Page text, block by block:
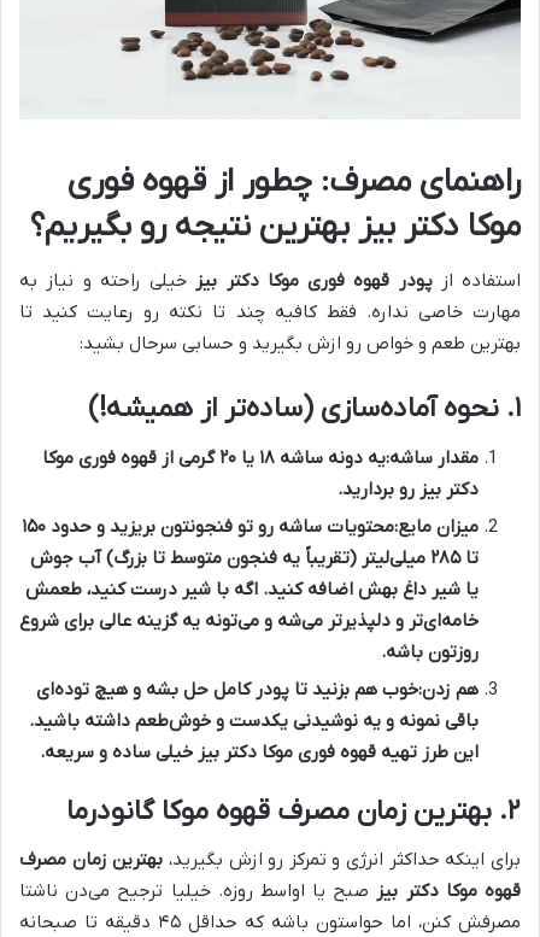
راهنمای مصرف: چطور از قهوه فوری
موکا دکتر بیز بهترین نتیجه رو بگیریم؟
استفاده ازپودر قهوه فوری موکا دکتر بیز خیلی راحته و نیاز به
مهارت خاصی نداره. فقط کافیه چند تا نکته رو رعایت کنید تا
بهترین طعم و خواص رو ازش بگیرید و حسابی سرحال بشید:
۱. نحوه آماده‌سازی (ساده‌تر از همیشه!)
مقدار ساشه:یه دونه ساشه ۱۸ یا ۲۰ گرمی از
قهوه فوری موکا
دکتر بیز رو بردارید.
میزان مایع:
محتویات ساشه رو تو فنجونتون بریزید و حدود ۱۵۰
تا ۲۸۵ میلی‌لیتر (تقریباً یه فنجون متوسط تا بزرگ) آب جوش
یا شیر داغ بهش اضافه کنید. اگه با شیر درست کنید، طعمش
خامه‌ای‌تر و دلپذیرتر می‌شه و می‌تونه یه گزینه عالی برای شروع
روزتون باشه.
هم زدن:خوب هم بزنید تا پودر کامل حل بشه و هیچ توده‌ای
باقی نمونه و یه نوشیدنی یکدست و خوش‌طعم داشته باشید.
این طرز تهیه قهوه فوری موکا دکتر بیز خیلی ساده و سریعه.
۲. بهترین زمان مصرف قهوه موکا گانودرما
برای اینکه حداکثر انرژی و تمرکز رو ازش بگیرید، بهترین زمان مصرف
قهوه موکا دکتر بیز صبح یا اواسط روزه. خیلیا ترجیح می‌دن ناشتا
مصرفش کنن، اما حواستون باشه که حداقل ۴۵ دقیقه تا صبحانه